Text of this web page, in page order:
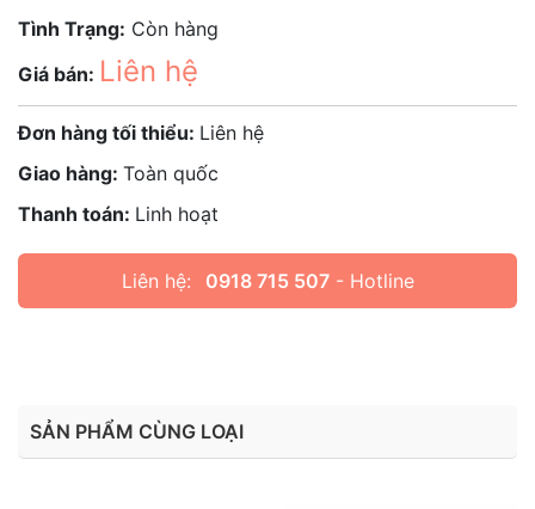
Tình Trạng: Còn hàng
Giá bán: Liên hệ
Đơn hàng tối thiểu: Liên hệ
Giao hàng: Toàn quốc
Thanh toán: Linh hoạt
Liên hệ: 0918 715 507- Hotline
SẢN PHẨM CÙNG LOẠI